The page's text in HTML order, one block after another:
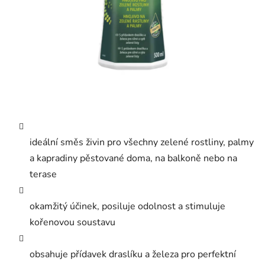
ideální směs živin pro všechny zelené rostliny, palmy
a kapradiny pěstované doma, na balkoně nebo na
terase
okamžitý účinek, posiluje odolnost a stimuluje
kořenovou soustavu
obsahuje přídavek draslíku a železa pro perfektní